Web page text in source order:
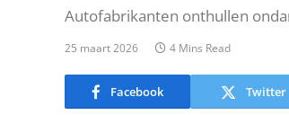
Autofabrikanten onthullen
25 maart 2026 4 Mins Read
Facebook Twitter